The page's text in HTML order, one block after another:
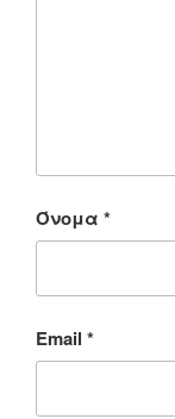
Όνομα *
Email *